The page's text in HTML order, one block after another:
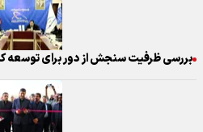
بررسی ظرفیت سنجش از دور برای توسعه